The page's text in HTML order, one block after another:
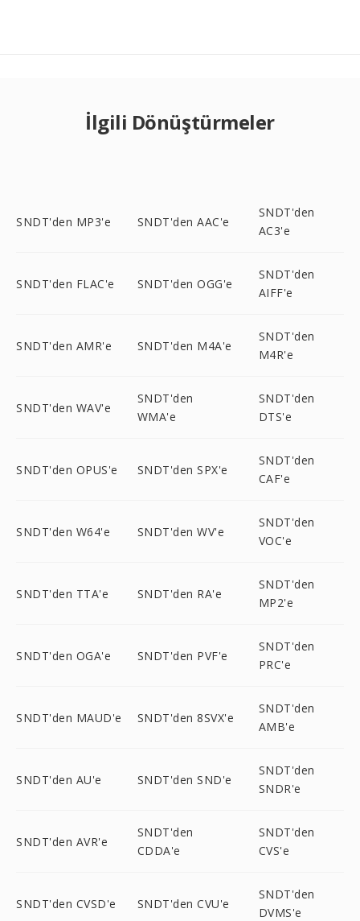
İlgili Dönüştürmeler
SNDT'den MP3'e SNDT'den AAC'e
SNDT'den
AC3'e
SNDT'den FLAC'e SNDT'den OGG'e
SNDT'den
AIFF'e
SNDT'den AMR'e SNDT'den M4A'e
SNDT'den
M4R'e
SNDT'den WAV'e
SNDT'den
WMA'e
SNDT'den
DTS'e
SNDT'den OPUS'e SNDT'den SPX'e
SNDT'den
CAF'e
SNDT'den W64'e SNDT'den WV'e
SNDT'den
VOC'e
SNDT'den TTA'e SNDT'den RA'e
SNDT'den
MP2'e
SNDT'den OGA'e SNDT'den PVF'e
SNDT'den
PRC'e
SNDT'den MAUD'e SNDT'den 8SVX'e
SNDT'den
AMB'e
SNDT'den AU'e SNDT'den SND'e
SNDT'den
SNDR'e
SNDT'den AVR'e
SNDT'den
CDDA'e
SNDT'den
CVS'e
SNDT'den CVSD'e SNDT'den CVU'e
SNDT'den
DVMS'e